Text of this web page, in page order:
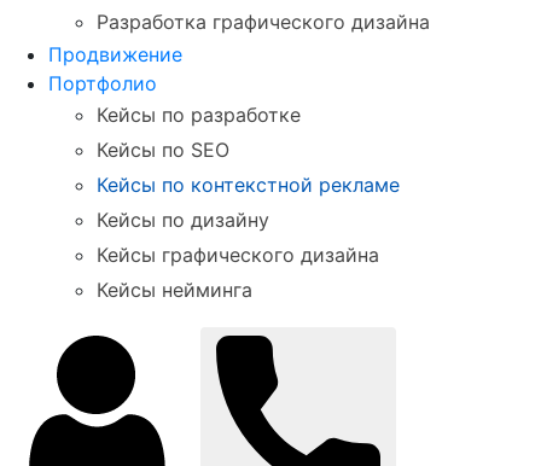
Разработка графического дизайна
Продвижение
Портфолио
Кейсы по разработке
Кейсы по SEO
Кейсы по контекстной рекламе
Кейсы по дизайну
Кейсы графического дизайна
Кейсы нейминга